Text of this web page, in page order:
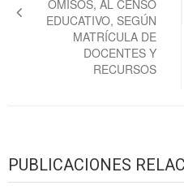
OMISOS, AL CENSO
EDUCATIVO, SEGÚN
MATRÍCULA DE
DOCENTES Y
RECURSOS
PUBLICACIONES